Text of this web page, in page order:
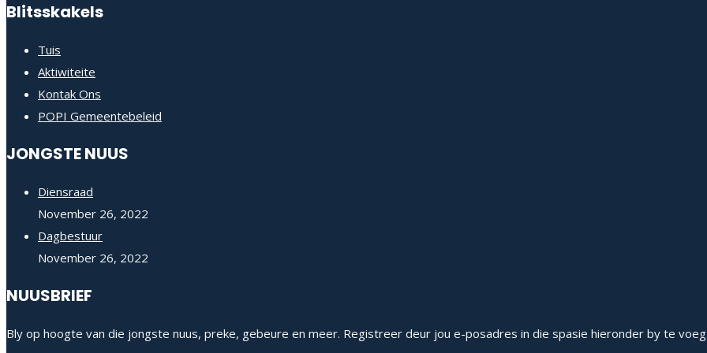
Blitsskakels
Tuis
Aktiwiteite
Kontak Ons
POPI Gemeentebeleid
JONGSTE NUUS
Diensraad
November 26, 2022
Dagbestuur
November 26, 2022
NUUSBRIEF
Bly op hoogte van die jongste nuus, preke, gebeure en meer. Registreer deur jou e-posadres in die spasie hieronder by te